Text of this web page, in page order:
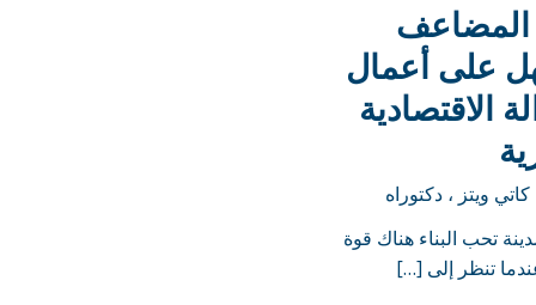
المضاعف
على أعمال
الاقتصادية
ويتز ، دكتوراه
تحب البناء هناك قوة
تنظر إلى […]